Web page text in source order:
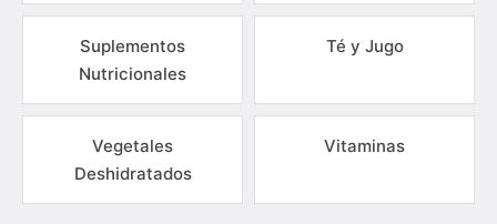
Suplementos
Nutricionales
Té y Jugo
Vegetales
Deshidratados
Vitaminas